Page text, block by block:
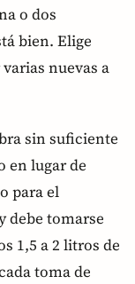
o dos
bien. Elige
nuevas a
sin suficiente
en lugar de
para el
debe tomarse
1,5 a 2 litros de
toma de